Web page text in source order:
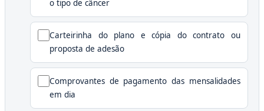
o tipo de câncer
Carteirinha do plano e cópia do contrato ou
proposta de adesão
Comprovantes de pagamento das mensalidades
em dia